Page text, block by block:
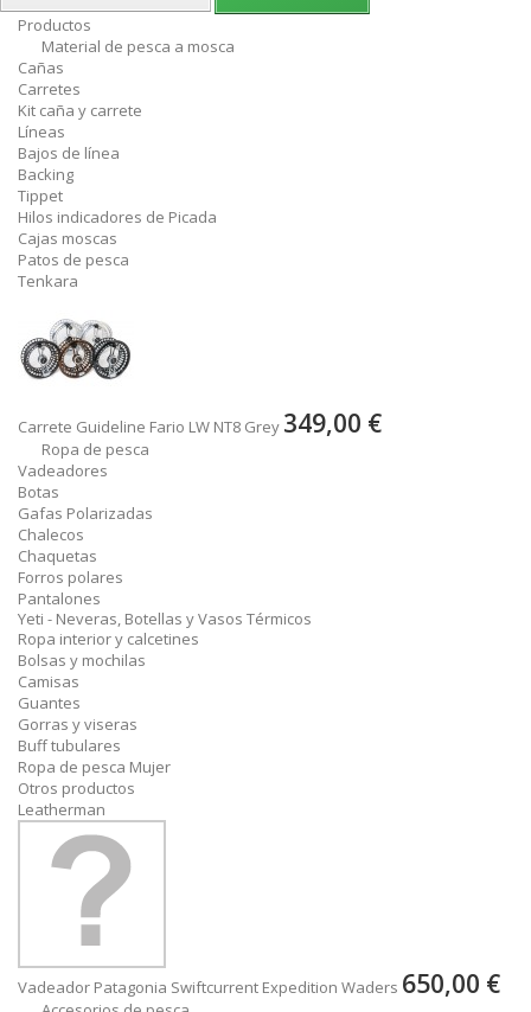
Productos
Material de pesca a mosca
Cañas
Carretes
Kit caña y carrete
Líneas
Bajos de línea
Backing
Tippet
Hilos indicadores de Picada
Cajas moscas
Patos de pesca
Tenkara
Carrete Guideline Fario LW NT8 Grey 349,00 €
Ropa de pesca
Vadeadores
Botas
Gafas Polarizadas
Chalecos
Chaquetas
Forros polares
Pantalones
Yeti - Neveras, Botellas y Vasos Térmicos
Ropa interior y calcetines
Bolsas y mochilas
Camisas
Guantes
Gorras y viseras
Buff tubulares
Ropa de pesca Mujer
Otros productos
Leatherman
Vadeador Patagonia Swiftcurrent Expedition Waders 650,00 €